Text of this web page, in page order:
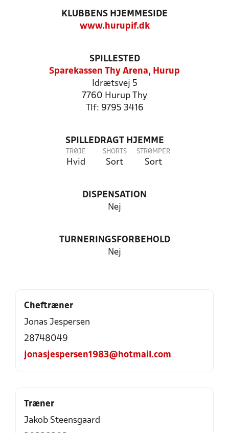
KLUBBENS HJEMMESIDE
www.hurupif.dk
SPILLESTED
Sparekassen Thy Arena, Hurup
Idrætsvej 5
7760 Hurup Thy
Tlf: 9795 3416
SPILLEDRAGT HJEMME
TRØJE
Hvid
SHORTS
Sort
STRØMPER
Sort
DISPENSATION
Nej
TURNERINGSFORBEHOLD
Nej
Cheftræner
Jonas Jespersen
28748049
jonasjespersen1983@hotmail.com
Træner
Jakob Steensgaard